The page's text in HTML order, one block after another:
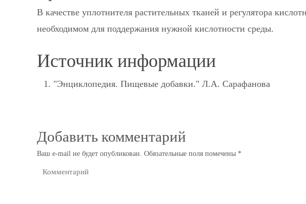
В качестве уплотнителя растительных тканей и регулятора
необходимом для поддержания нужной кислотности среды.
Источник информации
"Энциклопедия. Пищевые добавки." Л.А. Сарафанова
Добавить комментарий
Ваш e-mail не будет опубликован. Обязательные поля помечены *